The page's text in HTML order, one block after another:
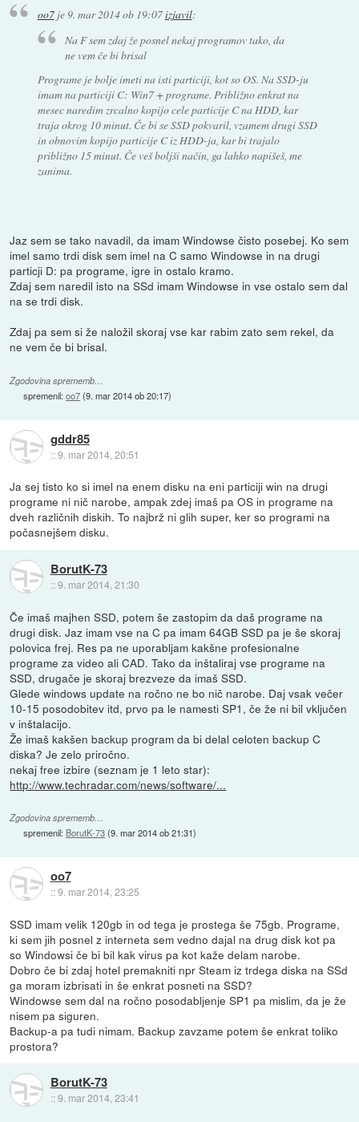
oo7je 9. mar 2014 ob 19:07izjavil:
Na F sem zdaj že posnel nekaj programov tako, da
ne vem če bi brisal
Programe je bolje imeti na isti particiji, kot so OS. Na SSD-ju
imam na particiji C: Win7 + programe. Približno enkrat na
mesec naredim zrcalno kopijo cele particije C na HDD, kar
traja okrog 10 minut. Če bi se SSD pokvaril, vzamem drugi SSD
in obnovim kopijo particije C iz HDD-ja, kar bi trajalo
približno 15 minut. Če veš boljši način, ga lahko napišeš, me
zanima.
Jaz sem se tako navadil, da imam Windowse čisto posebej. Ko sem
imel samo trdi disk sem imel na C samo Windowse in na drugi
particji D: pa programe, igre in ostalo kramo.
Zdaj sem naredil isto na SSd imam Windowse in vse ostalo sem dal
na se trdi disk.
Zdaj pa sem si že naložil skoraj vse kar rabim zato sem rekel, da
ne vem če bi brisal.
Zgodovina sprememb…
spremenil:oo7(9. mar 2014 ob 20:17)
gddr85
::9. mar 2014, 20:51
Ja sej tisto ko si imel na enem disku na eni particiji win na drugi
programe ni nič narobe, ampak zdej imaš pa OS in programe na
dveh različnih diskih. To najbrž ni glih super, ker so programi na
počasnejšem disku.
BorutK-73
::9. mar 2014, 21:30
Če imaš majhen SSD, potem še zastopim da daš programe na
drugi disk. Jaz imam vse na C pa imam 64GB SSD pa je še skoraj
polovica frej. Res pa ne uporabljam kakšne profesionalne
programe za video ali CAD. Tako da inštaliraj vse programe na
SSD, drugače je skoraj brezveze da imaš SSD.
Glede windows update na ročno ne bo nič narobe. Daj vsak večer
10-15 posodobitev itd, prvo pa le namesti SP1, če že ni bil vključen
v inštalacijo.
Že imaš kakšen backup program da bi delal celoten backup C
diska? Je zelo priročno.
nekaj free izbire (seznam je 1 leto star):
http://www.techradar.com/news/software/...
Zgodovina sprememb…
spremenil: BorutK-73(9. mar 2014 ob 21:31)
oo7
::9. mar 2014, 23:25
SSD imam velik 120gb in od tega je prostega še 75gb. Programe,
ki sem jih posnel z interneta sem vedno dajal na drug disk kot pa
so Windowsi če bi bil kak virus pa kot kaže delam narobe.
Dobro če bi zdaj hotel premakniti npr Steam iz trdega diska na SSd
ga moram izbrisati in še enkrat posneti na SSD?
Windowse sem dal na ročno posodabljenje SP1 pa mislim, da je že
nisem pa siguren.
Backup-a pa tudi nimam. Backup zavzame potem še enkrat toliko
prostora?
BorutK-73
::9. mar 2014, 23:41